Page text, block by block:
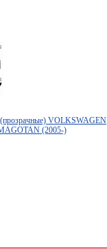
VOLKSWAGEN
(2005-)